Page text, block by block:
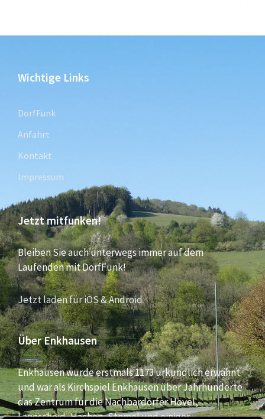
Wichtige Links
DorfFunk
Anfahrt
Kontakt
Impressum
Jetzt mitfunken!
Bleiben Sie auch unterwegs immer auf dem
Laufenden mit DorfFunk!
Jetzt laden für iOS & Android
Über Enkhausen
Enkhausen wurde erstmals 1173 urkundlich erwähnt
und war als Kirchspiel Enkhausen über Jahrhunderte
das Zentrum für die Nachbardörfer Hövel,